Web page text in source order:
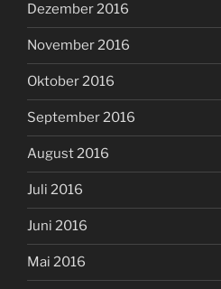
Dezember 2016
November 2016
Oktober 2016
September 2016
August 2016
Juli 2016
Juni 2016
Mai 2016